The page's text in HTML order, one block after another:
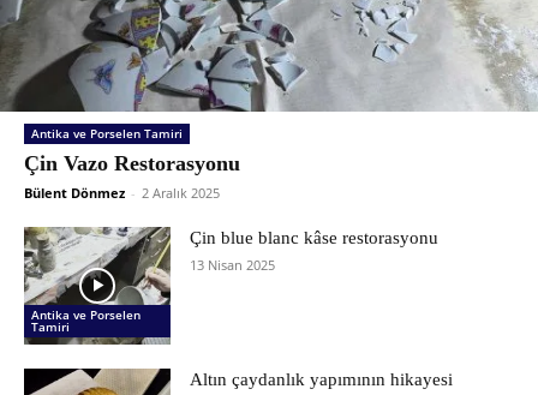
Antika ve Porselen Tamiri
Çin Vazo Restorasyonu
Bülent Dönmez - 2 Aralık 2025
Antika ve Porselen
Tamiri
Çin blue blanc kâse restorasyonu
13 Nisan 2025
Altın çaydanlık yapımının hikayesi